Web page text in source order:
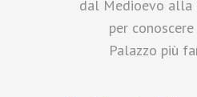
dal Medioevo alla
per
Palazzo più